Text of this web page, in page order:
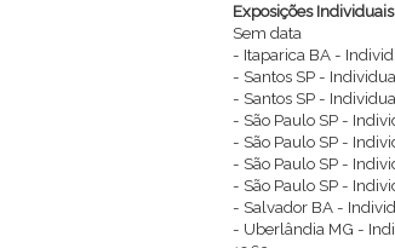
Exposições
Sem data
- Itaparica BA -
- Santos SP -
- Santos SP -
- São Paulo SP -
- São Paulo SP -
- São Paulo SP -
- São Paulo SP -
- Salvador BA -
- Uberlândia MG -